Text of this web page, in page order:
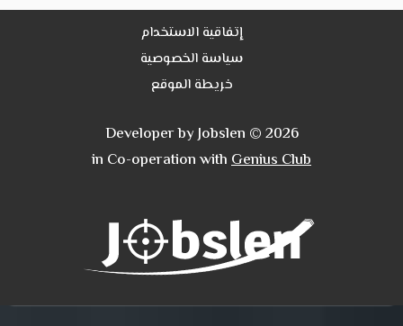
إتفاقية الاستخدام
سياسة الخصوصية
خريطة الموقع
Developer by Jobslen © 2026
in Co-operation withGenius Club